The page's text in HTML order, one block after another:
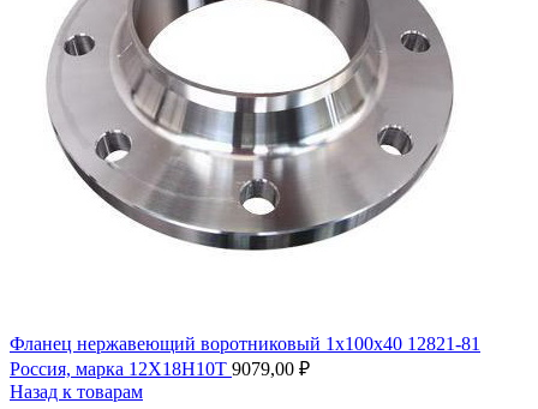
Фланец нержавеющий воротниковый 1х100х40 12821-81
Россия, марка 12Х18Н10Т 9079,00 ₽
Назад к товарам